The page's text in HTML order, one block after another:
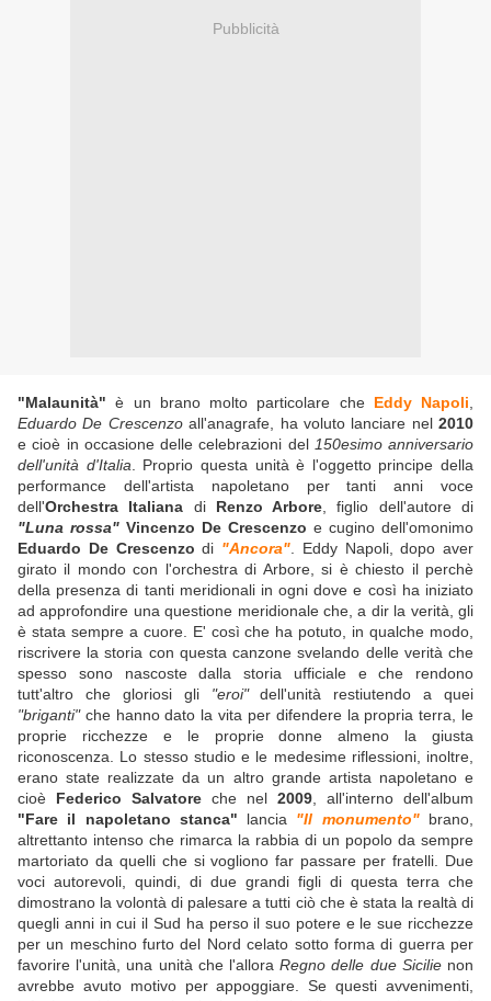
Pubblicità
"Malaunità" è un brano molto particolare che Eddy Napoli
Eduardo De Crescenzoall'anagrafe, ha voluto lanciare nel 2010
e cioè in occasione delle celebrazioni del 150esimo anniversario
dell'unità d'Italia . Proprio questa unità è l'oggetto principe della
performance dell'artista napoletano per tanti anni voce
dell'Orchestra Italiana di Renzo Arbore , figlio dell'autore di
"Luna rossa" Vincenzo De Crescenzo e cugino dell'omonimo
Eduardo De Crescenzo di "Ancora" . Eddy Napoli, dopo aver
girato il mondo con l'orchestra di Arbore, si è chiesto il perchè
della presenza di tanti meridionali in ogni dove e così ha iniziato
ad approfondire una questione meridionale che, a dir la verità, gli
è stata sempre a cuore. E' così che ha potuto, in qualche modo,
riscrivere la storia con questa canzone svelando delle verità che
spesso sono nascoste dalla storia ufficiale e che rendono
tutt'altro che gloriosi gli "eroi"dell'unità restiutendo a quei
"briganti"che hanno dato la vita per difendere la propria terra, le
proprie ricchezze e le proprie donne almeno la giusta
riconoscenza. Lo stesso studio e le medesime riflessioni, inoltre,
erano state realizzate da un altro grande artista napoletano e
cioè Federico Salvatore che nel 2009 , all'interno dell'album
"Fare il napoletano stanca" lancia "Il monumento"brano,
altrettanto intenso che rimarca la rabbia di un popolo da sempre
martoriato da quelli che si vogliono far passare per fratelli. Due
voci autorevoli, quindi, di due grandi figli di questa terra che
dimostrano la volontà di palesare a tutti ciò che è stata la realtà di
quegli anni in cui il Sud ha perso il suo potere e le sue ricchezze
per un meschino furto del Nord celato sotto forma di guerra per
favorire l'unità, una unità che l'alloraRegno delle due Sicilienon
avrebbe avuto motivo per appoggiare. Se questi avvenimenti,